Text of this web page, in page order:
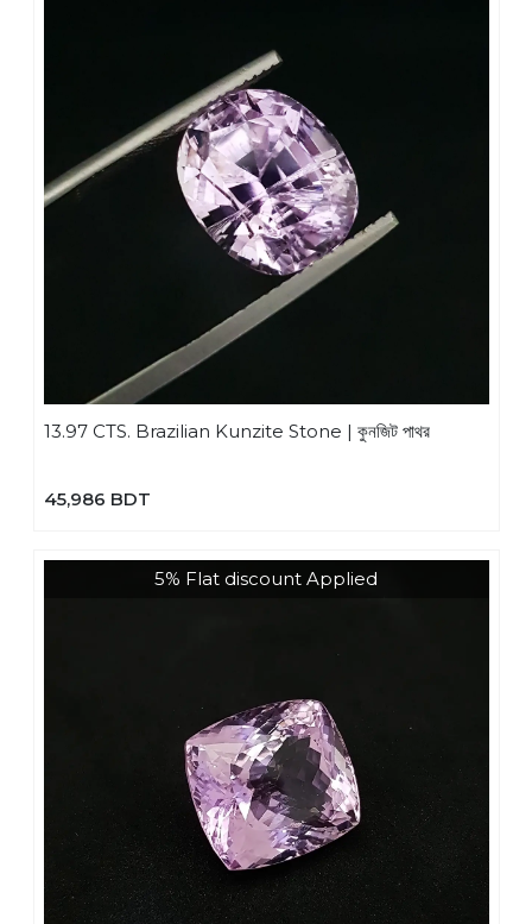
13.97 CTS. Brazilian Kunzite Stone | কুনজিট পাথর
45,986 BDT
5% Flat discount Applied